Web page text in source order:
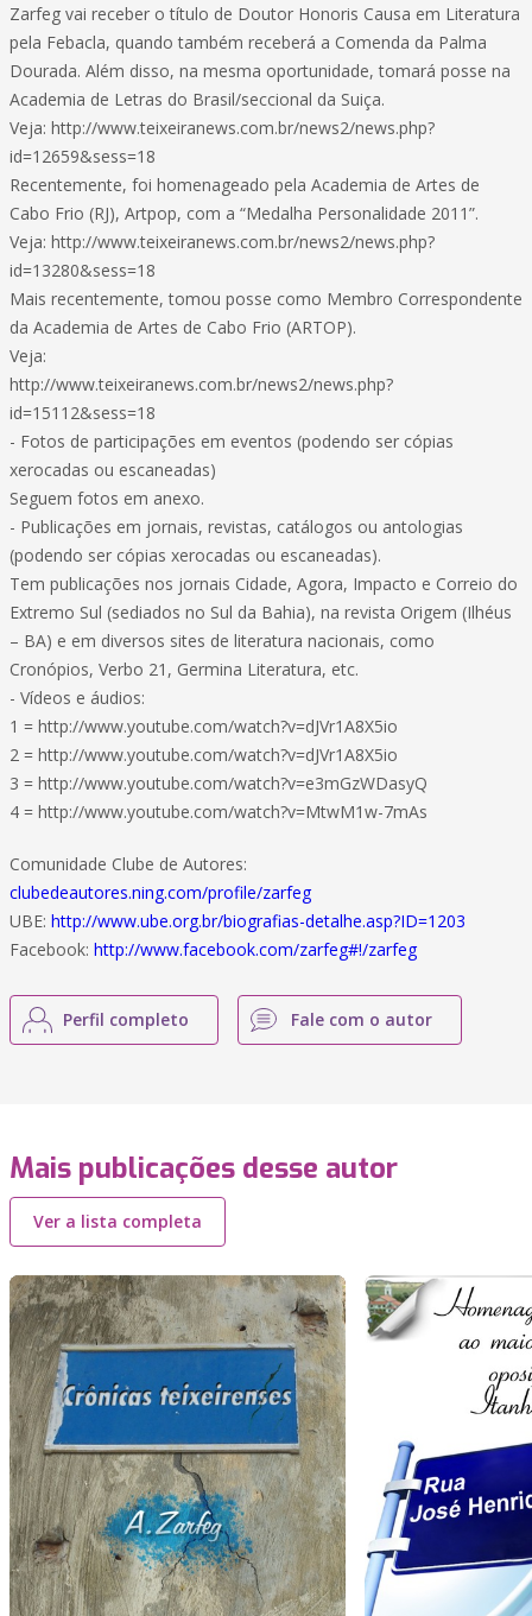
Zarfeg vai receber o título de Doutor Honoris Causa em Literatura
pela Febacla, quando também receberá a Comenda da Palma
Dourada. Além disso, na mesma oportunidade, tomará posse na
Academia de Letras do Brasil/seccional da Suiça.
Veja: http://www.teixeiranews.com.br/news2/news.php?
id=12659&sess=18
Recentemente, foi homenageado pela Academia de Artes de
Cabo Frio (RJ), Artpop, com a “Medalha Personalidade 2011”.
Veja: http://www.teixeiranews.com.br/news2/news.php?
id=13280&sess=18
Mais recentemente, tomou posse como Membro Correspondente
da Academia de Artes de Cabo Frio (ARTOP).
Veja:
http://www.teixeiranews.com.br/news2/news.php?
id=15112&sess=18
- Fotos de participações em eventos (podendo ser cópias
xerocadas ou escaneadas)
Seguem fotos em anexo.
- Publicações em jornais, revistas, catálogos ou antologias
(podendo ser cópias xerocadas ou escaneadas).
Tem publicações nos jornais Cidade, Agora, Impacto e Correio do
Extremo Sul (sediados no Sul da Bahia), na revista Origem (Ilhéus
– BA) e em diversos sites de literatura nacionais, como
Cronópios, Verbo 21, Germina Literatura, etc.
- Vídeos e áudios:
1 = http://www.youtube.com/watch?v=dJVr1A8X5io
2 = http://www.youtube.com/watch?v=dJVr1A8X5io
3 = http://www.youtube.com/watch?v=e3mGzWDasyQ
4 = http://www.youtube.com/watch?v=MtwM1w-7mAs
Comunidade Clube de Autores:
clubedeautores.ning.com/profile/zarfeg
UBE: http://www.ube.org.br/biografias-detalhe.asp?ID=1203
Facebook: http://www.facebook.com/zarfeg#!/zarfeg
Perfil completo Fale com o autor
Mais publicações desse autor
Ver a lista completa